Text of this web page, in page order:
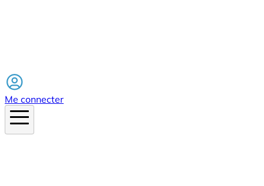
Me connecter